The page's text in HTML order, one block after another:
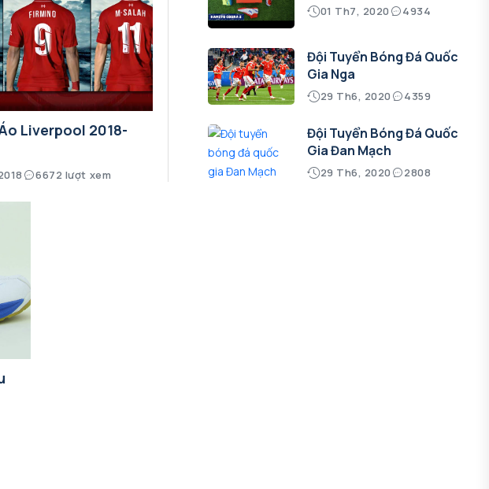
Liverpool 2018-
6672 lượt xem
01 Th7, 2020 4934
Đội Tuyển Bóng Đá Quốc
Gia Nga
29 Th6, 2020 4359
Đội Tuyển Bóng Đá Quốc
Gia Đan Mạch
29 Th6, 2020 2808